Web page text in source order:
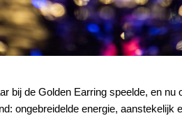
bij de Golden Earring speelde, en
ongebreidelde energie, aanstekelijk